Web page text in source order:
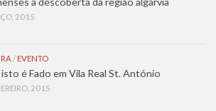
2015
/ EVENTO
é Fado em Vila Real St. António
2015